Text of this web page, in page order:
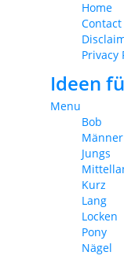
Home
Contact
Privacy
Ideen
Menu
Bob
Männer
Jungs
Kurz
Lang
Locken
Pony
Nägel